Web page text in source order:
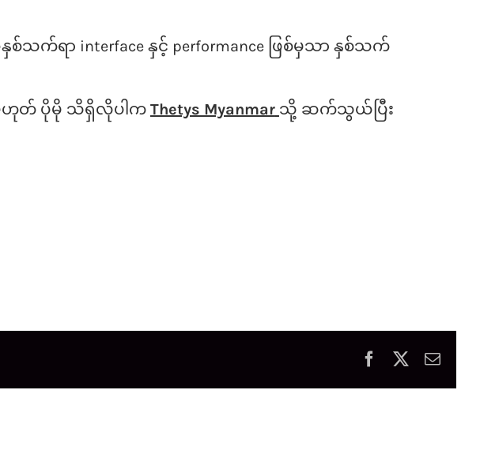
သက်ရာ interface နှင့် performance ဖြစ်မှသာ နှစ်သက်
သို့မဟုတ် ပိုမို သိရှိလိုပါက Thetys Myanmar သို့ ဆက်သွယ်ပြီး
FacebookEmail